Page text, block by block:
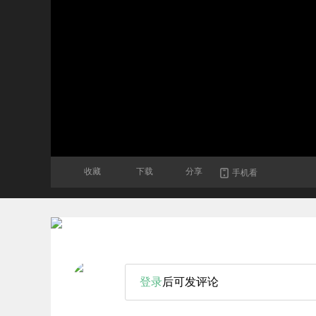
收藏 下载 分享 手机看
登录后可发评论